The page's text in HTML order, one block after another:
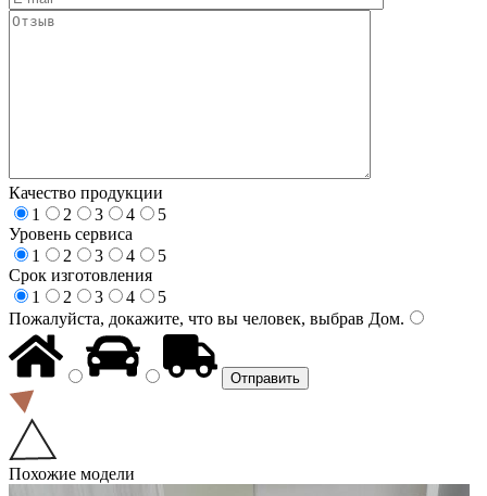
Качество продукции
1
2 3 4
5
Уровень сервиса
1
2 3 4
5
Срок изготовления
1
2 3 4
5
Пожалуйста, докажите, что вы человек, выбрав Дом.
Похожие модели